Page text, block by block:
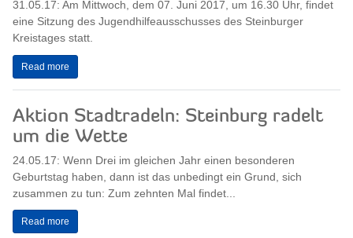
31.05.17: Am Mittwoch, dem 07. Juni 2017, um 16.30 Uhr, findet
eine Sitzung des Jugendhilfeausschusses des Steinburger
Kreistages statt.
Read more
Aktion Stadtradeln: Steinburg radelt
um die Wette
24.05.17: Wenn Drei im gleichen Jahr einen besonderen
Geburtstag haben, dann ist das unbedingt ein Grund, sich
zusammen zu tun: Zum zehnten Mal findet...
Read more